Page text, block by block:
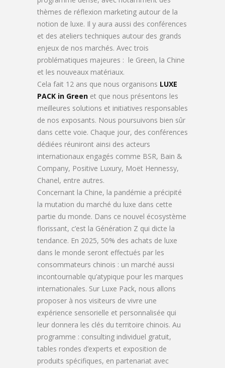
thèmes de réflexion marketing autour de la
notion de luxe. Il y aura aussi des conférences
et des ateliers techniques autour des grands
enjeux de nos marchés. Avec trois
problématiques majeures : le Green, la Chine
et les nouveaux matériaux.
Cela fait 12 ans que nous organisons LUXE
PACK in Green et que nous présentons les
meilleures solutions et initiatives responsables
de nos exposants. Nous poursuivons bien sûr
dans cette voie. Chaque jour, des conférences
dédiées réuniront ainsi des acteurs
internationaux engagés comme BSR, Bain &
Company, Positive Luxury, Moët Hennessy,
Chanel, entre autres.
Concernant la Chine, la pandémie a précipité
la mutation du marché du luxe dans cette
partie du monde. Dans ce nouvel écosystème
florissant, c’est la Génération Z qui dicte la
tendance. En 2025, 50% des achats de luxe
dans le monde seront effectués par les
consommateurs chinois : un marché aussi
incontournable qu’atypique pour les marques
internationales. Sur Luxe Pack, nous allons
proposer à nos visiteurs de vivre une
expérience sensorielle et personnalisée qui
leur donnera les clés du territoire chinois. Au
programme : consulting individuel gratuit,
tables rondes d’experts et exposition de
produits spécifiques, en partenariat avec